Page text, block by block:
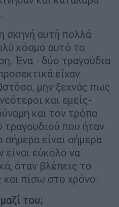
σκηνή αυτή πολλά
κόσμο αυτό το
Ένα - δύο τραγούδια
είχαν
μην ξεχνάς πως
και εμείς-
και τον τρόπο
τραγουδιού που ήταν
είναι σήμερα
είναι εύκολο να
όταν βλέπεις το
πίσω στο χρόνο.
του;